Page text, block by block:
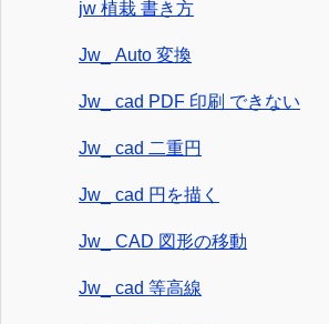
jw 植栽 書き方
Jw_ Auto 変換
Jw_ cad PDF 印刷 できない
Jw_ cad 二重円
Jw_ cad 円を描く
Jw_ CAD 図形の移動
Jw_ cad 等高線